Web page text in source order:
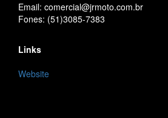
Email: comercial@jrmoto.com.br
Fones: (51)3085-7383
Links
Website